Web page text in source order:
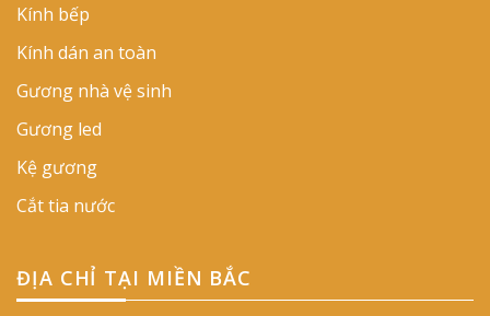
Kính bếp
Kính dán an toàn
Gương nhà vệ sinh
Gương led
Kệ gương
Cắt tia nước
ĐỊA CHỈ TẠI MIỀN BẮC